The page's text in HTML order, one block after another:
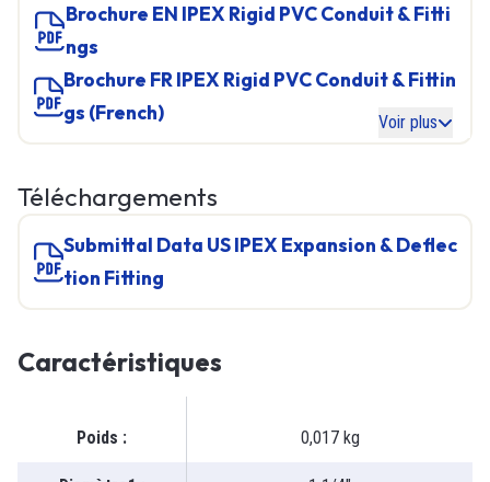
Brochure EN IPEX Rigid PVC Conduit & Fitti
ngs
Brochure FR IPEX Rigid PVC Conduit & Fittin
gs (French)
Voir plus
Téléchargements
Submittal Data US IPEX Expansion & Deflec
tion Fitting
Caractéristiques
Poids : 0,017 kg